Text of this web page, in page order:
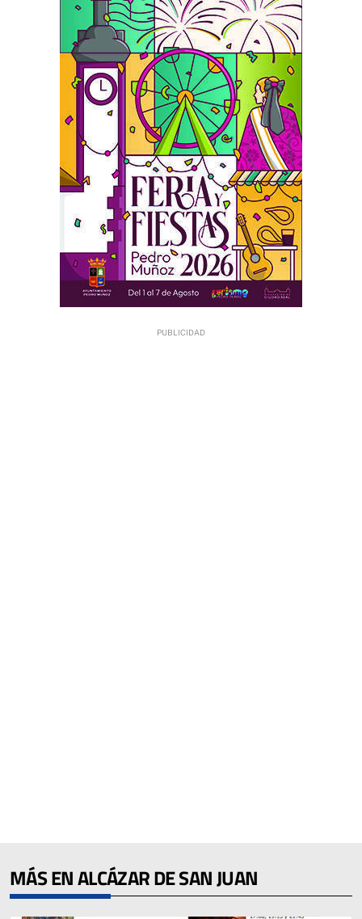
MÁS EN ALCÁZAR DE SAN JUAN